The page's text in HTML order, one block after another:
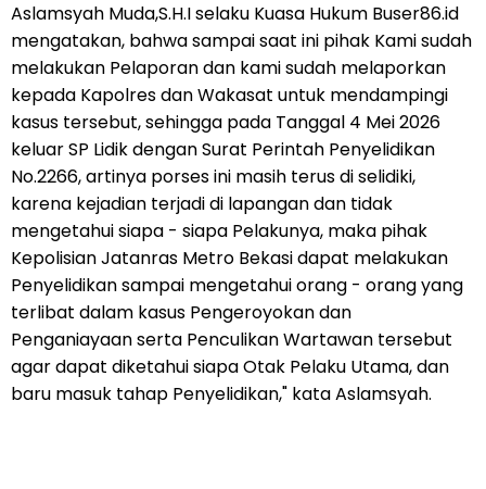
Aslamsyah Muda,S.H.I selaku Kuasa Hukum Buser86.id
mengatakan, bahwa sampai saat ini pihak Kami sudah
melakukan Pelaporan dan kami sudah melaporkan
kepada Kapolres dan Wakasat untuk mendampingi
kasus tersebut, sehingga pada Tanggal 4 Mei 2026
keluar SP Lidik dengan Surat Perintah Penyelidikan
No.2266, artinya porses ini masih terus di selidiki,
karena kejadian terjadi di lapangan dan tidak
mengetahui siapa - siapa Pelakunya, maka pihak
Kepolisian Jatanras Metro Bekasi dapat melakukan
Penyelidikan sampai mengetahui orang - orang yang
terlibat dalam kasus Pengeroyokan dan
Penganiayaan serta Penculikan Wartawan tersebut
agar dapat diketahui siapa Otak Pelaku Utama, dan
baru masuk tahap Penyelidikan," kata Aslamsyah.